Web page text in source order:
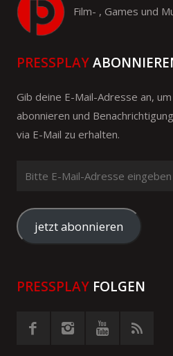
Film- , Games und
PRESSPLAY
Gib deine E-Mail-Adresse an,
abonnieren und
via E-Mail zu erhalten.
Mail-
Adresse
eingeben
jetzt abonnieren
PRESSPLAY FOLGEN